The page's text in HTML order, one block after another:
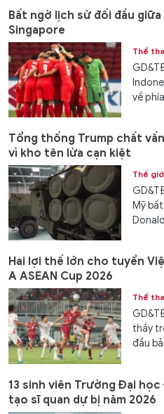
Bất ngờ lịch sử đối đầu
Singapore
Thể
về
Tổng thống Trump chất
vì kho tên lửa cạn kiệt
Thế
Mỹ
Hai lợi thế lớn cho tuyển
A ASEAN Cup 2026
Thể
thầy
đầu
13 sinh viên Trường Đại
tạo sĩ quan dự bị năm 2026